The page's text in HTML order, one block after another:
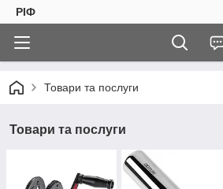
РІФ
Товари та послуги
Товари та послуги